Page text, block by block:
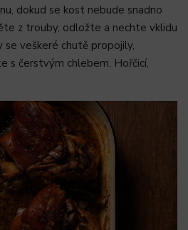
dokud se kost nebude snadno
z trouby, odložte a nechte vklidu
se veškeré chutě propojily,
s čerstvým chlebem. Hořčicí,